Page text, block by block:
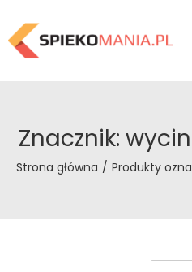
Znacznik:
Strona główna / Produkty